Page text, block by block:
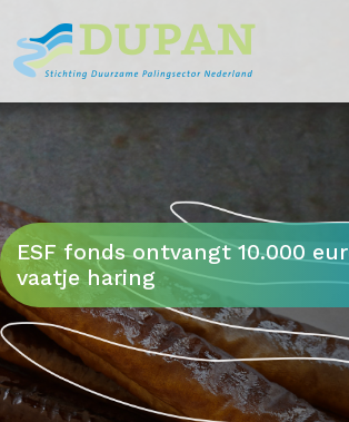
inhoud
ESF fonds ontvangt 10.000
vaatje haring